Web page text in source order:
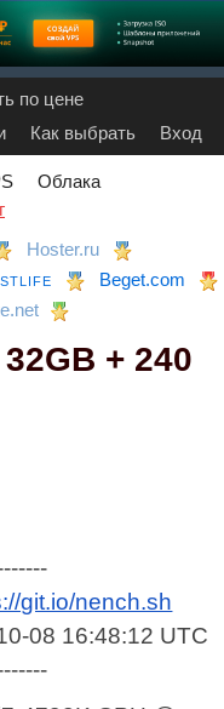
по цене
Как выбрать Вход
Облака
Hoster.ru
Beget.com
+ 240
git.io/nench.sh
08 16:48:12 UTC